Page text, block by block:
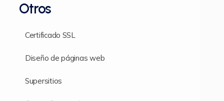
Otros
Certificado SSL
Diseño de páginas web
Supersitios